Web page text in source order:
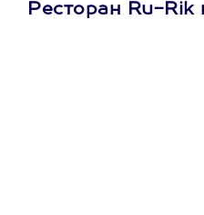
Ресторан Ru-Rik